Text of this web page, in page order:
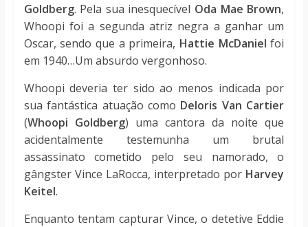
Goldberg. Pela sua inesquecível Oda Mae Brown,
Whoopi foi a segunda atriz negra a ganhar um
Oscar, sendo que a primeira, Hattie McDaniel foi
em 1940…Um absurdo vergonhoso.
Whoopi deveria ter sido ao menos indicada por
sua fantástica atuação como Deloris Van Cartier
(Whoopi Goldberg) uma cantora da noite que
acidentalmente testemunha um brutal
assassinato cometido pelo seu namorado, o
gângster Vince LaRocca, interpretado por Harvey
Keitel.
Enquanto tentam capturar Vince, o detetive Eddie